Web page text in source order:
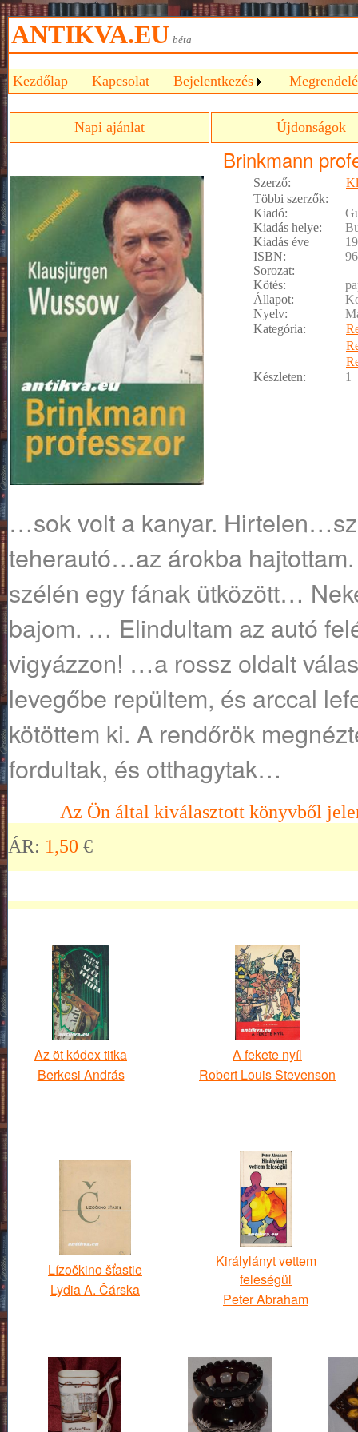
ANTIKVA.EU béta
Kezdőlap Kapcsolat Bejelentkezés
Napi ajánlat Újdonságok
Brinkmann
Szerző:
Többi szerzők:
Kiadó:
Kiadás helye:
Kiadás éve
ISBN:
Sorozat:
Kötés:
Állapot:
Nyelv:
Kategória:
Készleten:
1
…sok volt a kanyar.
teherautó…az árokba
szélén egy fának ütközött…
bajom. … Elindultam az autó
vigyázzon! …a rossz oldalt
levegőbe repültem, és arccal
kötöttem ki. A rendőrök
fordultak, és otthagytak…
Az Ön által kiválasztott könyvből
ÁR: 1,50 €
Az öt kódex titka
Berkesi András
A fekete nyíl
Robert Louis Stevenson
Lízočkino šťastie
Lydia A. Čárska
Királylányt vettem
feleségül
Peter Abraham